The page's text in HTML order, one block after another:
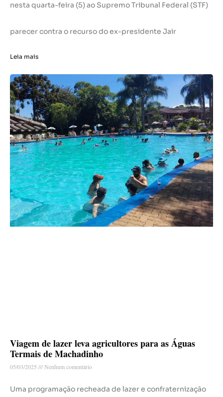
nesta quarta-feira (5) ao Supremo Tribunal Federal (STF)
parecer contra o recurso do ex-presidente Jair
Leia mais
Viagem de lazer leva agricultores para as Águas
Termais de Machadinho
05/03/2025 Nenhum comentário
Uma programação recheada de lazer e confraternização